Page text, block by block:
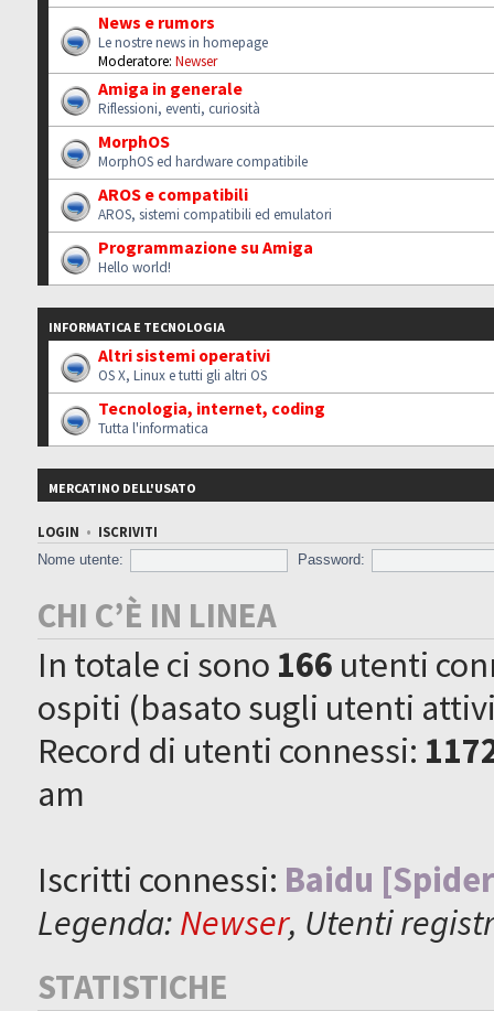
News e rumors
Le nostre news in homepage
Moderatore: Newser
Amiga in generale
Riflessioni, eventi, curiosità
MorphOS
MorphOS ed hardware compatibile
AROS e compatibili
AROS, sistemi compatibili ed emulatori
Programmazione su Amiga
Hello world!
INFORMATICA E TECNOLOGIA
Altri sistemi operativi
OS X, Linux e tutti gli altri OS
Tecnologia, internet, coding
Tutta l'informatica
MERCATINO DELL'USATO
LOGIN • ISCRIVITI
Nome utente:
Password:
CHI C’È IN LINEA
In totale ci sono 166 utenti
ospiti (basato sugli utenti
Record di utenti connessi:
am
Iscritti connessi: Baidu
Legenda:Newser, Utenti
STATISTICHE